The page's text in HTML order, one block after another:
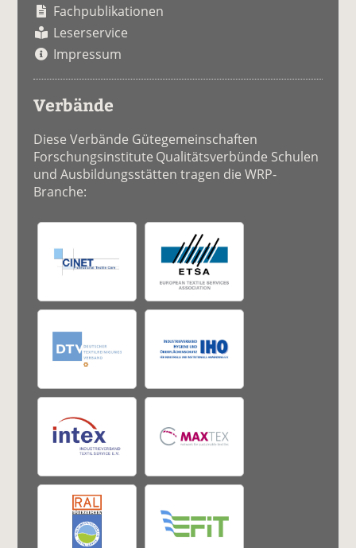
Fachpublikationen
Leserservice
Impressum
Verbände
Diese Verbände Gütegemeinschaften
Forschungsinstitute Qualitätsverbünde Schulen
und Ausbildungsstätten tragen die WRP-
Branche: